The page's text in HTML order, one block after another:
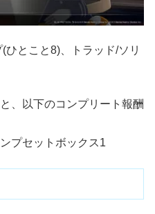
とこと8)、トラッド/ソリ
、以下のコンプリート報酬
プセットボックス1